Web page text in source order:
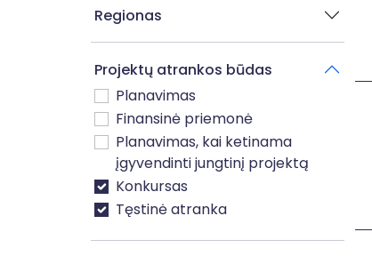
Regionas
Projektų atrankos būdas
Planavimas
Finansinė priemonė
Planavimas, kai ketinama
įgyvendinti jungtinį projektą
Konkursas
Tęstinė atranka